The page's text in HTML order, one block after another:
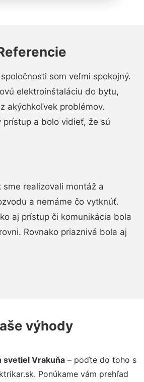
som veľmi spokojný.
elektroinštaláciu do bytu,
akýchkoľvek problémov.
prístup a bolo vidieť, že sú
sme realizovali montáž a
a nemáme čo vytknúť.
aj prístup či komunikácia bola
Rovnako priaznivá bola aj
výhody
svetiel Vrakuňa – poďte do toho s
Ponúkame vám prehľad